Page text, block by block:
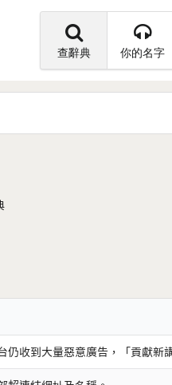
查辭典 你的名字
仍收到大量惡意廣告，「貢獻新